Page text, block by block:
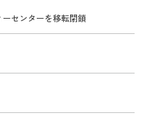
センターを移転閉鎖